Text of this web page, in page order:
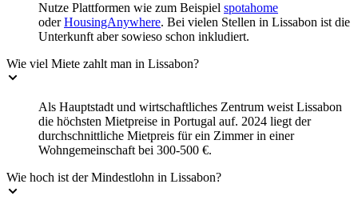
Nutze Plattformen wie zum Beispiel spotahome
oderHousingAnywhere. Bei vielen Stellen in Lissabon ist die
Unterkunft aber sowieso schon inkludiert.
Wie viel Miete zahlt man in Lissabon?
Als Hauptstadt und wirtschaftliches Zentrum weist Lissabon
die höchsten Mietpreise in Portugal auf. 2024 liegt der
durchschnittliche Mietpreis für ein Zimmer in einer
Wohngemeinschaft bei 300-500 €.
Wie hoch ist der Mindestlohn in Lissabon?